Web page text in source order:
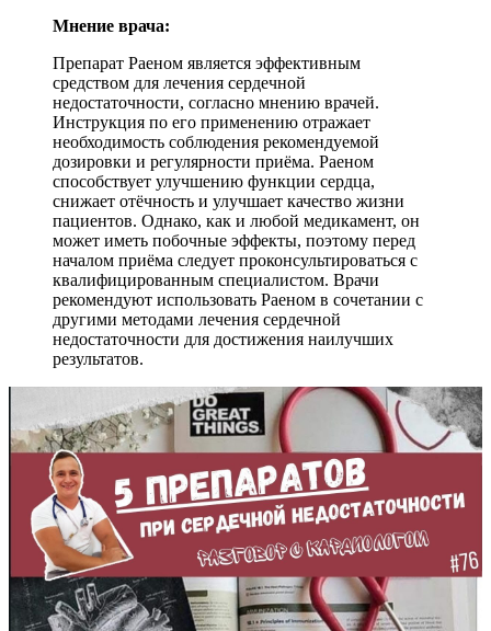
Мнение врача:
Препарат Раеном является эффективным
средством для лечения сердечной
недостаточности, согласно мнению врачей.
Инструкция по его применению отражает
необходимость соблюдения рекомендуемой
дозировки и регулярности приёма. Раеном
способствует улучшению функции сердца,
снижает отёчность и улучшает качество жизни
пациентов. Однако, как и любой медикамент, он
может иметь побочные эффекты, поэтому перед
началом приёма следует проконсультироваться с
квалифицированным специалистом. Врачи
рекомендуют использовать Раеном в сочетании с
другими методами лечения сердечной
недостаточности для достижения наилучших
результатов.